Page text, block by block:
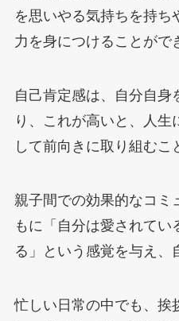
を思いやる気持ちを持ち
力を身につけることがで
自己肯定感は、自分自身
り、これが高いと、人
して前向きに取り組むこ
親子間での効果的なコミ
もに「自分は愛されてい
る」という感覚を与え、
忙しい日常の中でも、挨